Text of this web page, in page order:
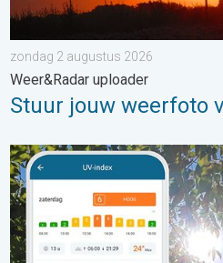
zondag 2 augustus 2026
Weer&Radar uploader
Stuur jouw weerfoto
Zonkracht blijft hoog. Ondanks